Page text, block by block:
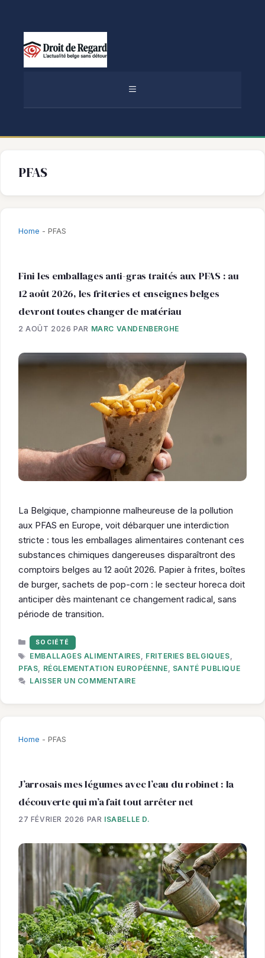
MENU
PFAS
Home - PFAS
Fini les emballages anti-gras traités aux PFAS : au
12 août 2026, les friteries et enseignes belges
devront toutes changer de matériau
2 AOÛT 2026 PAR MARC VANDENBERGHE
La Belgique, championne malheureuse de la pollution
aux PFAS en Europe, voit débarquer une interdiction
stricte : tous les emballages alimentaires contenant ces
substances chimiques dangereuses disparaîtront des
comptoirs belges au 12 août 2026. Papier à frites, boîtes
de burger, sachets de pop-corn : le secteur horeca doit
anticiper dès maintenant ce changement radical, sans
période de transition.
CATÉGORIES
SOCIÉTÉ
ÉTIQUETTES
EMBALLAGES ALIMENTAIRES, FRITERIES BELGIQUES,
PFAS, RÉGLEMENTATION EUROPÉENNE, SANTÉ PUBLIQUE
LAISSER UN COMMENTAIRE
Home - PFAS
J’arrosais mes légumes avec l’eau du robinet : la
découverte qui m’a fait tout arrêter net
27 FÉVRIER 2026 PAR ISABELLE D.